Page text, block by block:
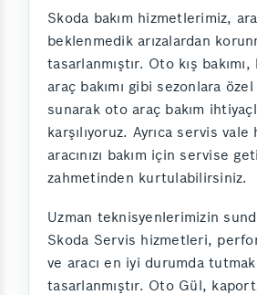
Skoda bakım hizmetlerimiz,
beklenmedik arızalardan
tasarlanmıştır. Oto kış bakımı,
araç bakımı gibi sezonlara
sunarak oto araç bakım
karşılıyoruz. Ayrıca servis
aracınızı bakım için servise
zahmetinden kurtulabilirsiniz.
Uzman teknisyenlerimizin
Skoda Servis hizmetleri,
ve aracı en iyi durumda
tasarlanmıştır. Oto Gül,